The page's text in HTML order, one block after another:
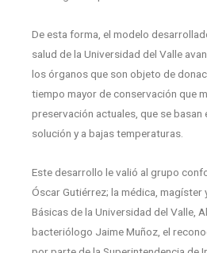
De esta forma, el modelo
salud de la Universidad del Valle
los órganos que son objeto de
tiempo mayor de conservación que
preservación actuales, que se basan
solución y a bajas temperaturas.
Este desarrollo le valió al grupo
Óscar Gutiérrez; la médica, magíster
Básicas de la Universidad del Valle,
bacteriólogo Jaime Muñoz, el